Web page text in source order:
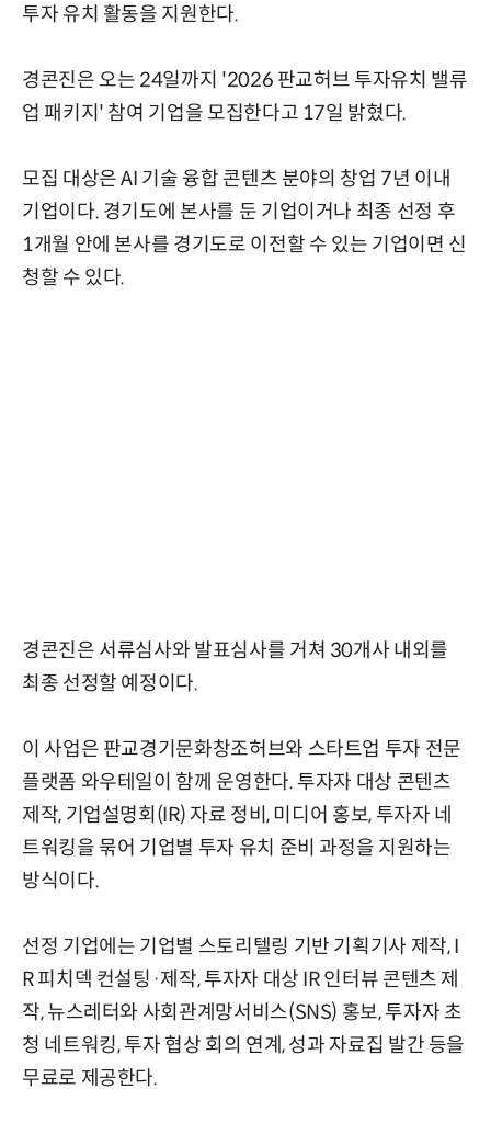
투자 유치 활동을 지원한다.
경콘진은 오는 24일까지 '2026 판교허브 투자유치 밸류
업 패키지' 참여 기업을 모집한다고 17일 밝혔다.
모집 대상은 AI 기술 융합 콘텐츠 분야의 창업 7년 이내
기업이다. 경기도에 본사를 둔 기업이거나 최종 선정 후
1개월 안에 본사를 경기도로 이전할 수 있는 기업이면 신
청할 수 있다.
경콘진은 서류심사와 발표심사를 거쳐 30개사 내외를
최종 선정할 예정이다.
이 사업은 판교경기문화창조허브와 스타트업 투자 전문
플랫폼 와우테일이 함께 운영한다. 투자자 대상 콘텐츠
제작, 기업설명회(IR) 자료 정비, 미디어 홍보, 투자자 네
트워킹을 묶어 기업별 투자 유치 준비 과정을 지원하는
방식이다.
선정 기업에는 기업별 스토리텔링 기반 기획기사 제작, I
R 피치덱 컨설팅·제작, 투자자 대상 IR 인터뷰 콘텐츠 제
작, 뉴스레터와 사회관계망서비스(SNS) 홍보, 투자자 초
청 네트워킹, 투자 협상 회의 연계, 성과 자료집 발간 등을
무료로 제공한다.